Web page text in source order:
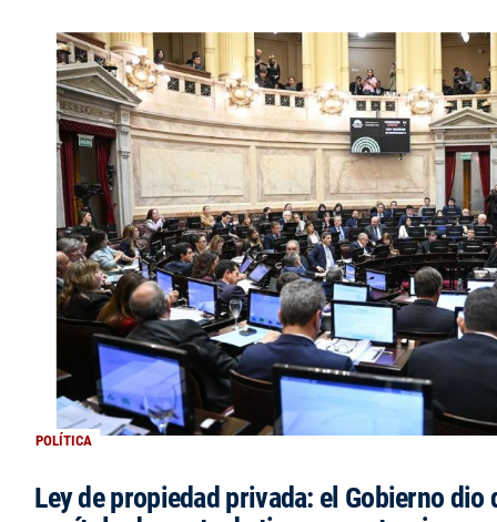
POLÍTICA
Ley de propiedad privada: el Gobierno dio